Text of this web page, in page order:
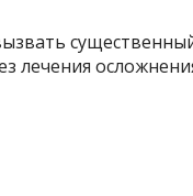
лечения